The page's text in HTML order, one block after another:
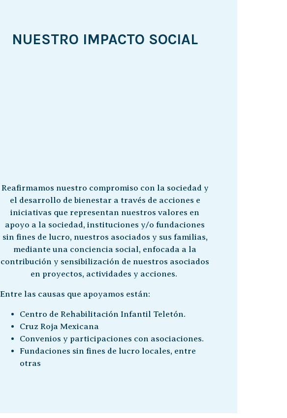
NUESTRO IMPACTO SOCIAL
Reafirmamos nuestro compromiso con la sociedad y
el desarrollo de bienestar a través de acciones e
iniciativas que representan nuestros valores en
apoyo a la sociedad, instituciones y/o fundaciones
sin fines de lucro, nuestros asociados y sus familias,
mediante una conciencia social, enfocada a la
contribución y sensibilización de nuestros asociados
en proyectos, actividades y acciones.
Entre las causas que apoyamos están:
Centro de Rehabilitación Infantil Teletón.
Cruz Roja Mexicana
Convenios y participaciones con asociaciones.
Fundaciones sin fines de lucro locales, entre
otras